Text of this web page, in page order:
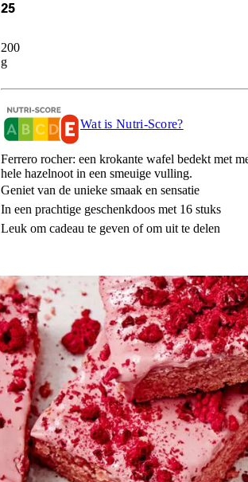
25
200
g
Wat is Nutri-Score?
Ferrero rocher: een krokante wafel bedekt met
hele hazelnoot in een smeuige vulling.
Geniet van de unieke smaak en sensatie
In een prachtige geschenkdoos met 16 stuks
Leuk om cadeau te geven of om uit te delen